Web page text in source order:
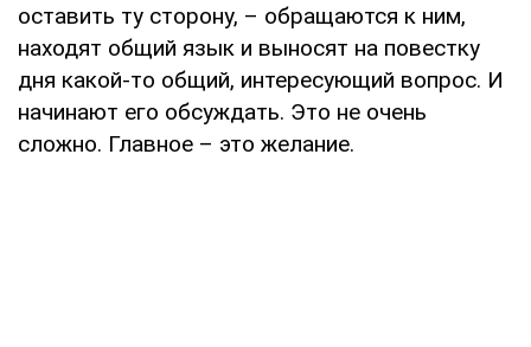
оставить ту сторону, – обращаются к ним,
находят общий язык и выносят на повестку
дня какой-то общий, интересующий вопрос. И
начинают его обсуждать. Это не очень
сложно. Главное – это желание.